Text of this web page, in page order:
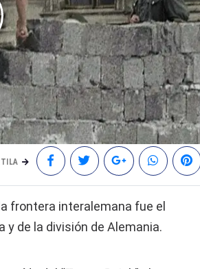
frontera interalemana fue el
y de la división de Alemania.